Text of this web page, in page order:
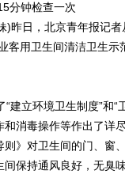
分钟检查一次
日，北京青年报记者
客用卫生间清洁卫生
立环境卫生制度”和“
消毒操作等作出了详
对卫生间的门、窗
保持通风良好，无臭